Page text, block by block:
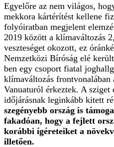
Egyelőre az nem világos,
mekkora kártérítést kellene
folyóiratban megjelent
2019 között a klímaváltozás
veszteséget okozott, ez
Nemzetközi Bíróság elé
ben egy csoport fiatal
klímaváltozás frontvonalában
Vanuaturól érkeztek. A sziget
időjárásnak leginkább kitett
szegényebb ország is
fakadóan, hogy a fejlett
korábbi ígéreteiket a
illetően.